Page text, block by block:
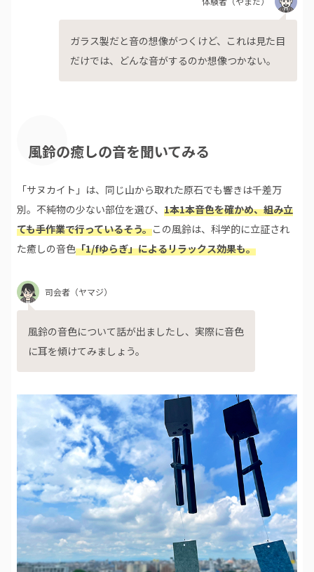
ガラス製だと音の想像がつくけど、これは見た目
だけでは、どんな音がするのか想像つかない。
風鈴の癒しの音を聞いてみる
「サヌカイト」は、同じ山から取れた原石でも響きは千差万
別。不純物の少ない部位を選び、 1本1本音色を確かめ、組み立
ても手作業で行っているそう。この風鈴は、科学的に立証され
た癒しの音色「1/fゆらぎ」によるリラックス効果も。
司会者 （ヤマジ）
風鈴の音色について話が出ましたし、実際に音色
に耳を傾けてみましょう。